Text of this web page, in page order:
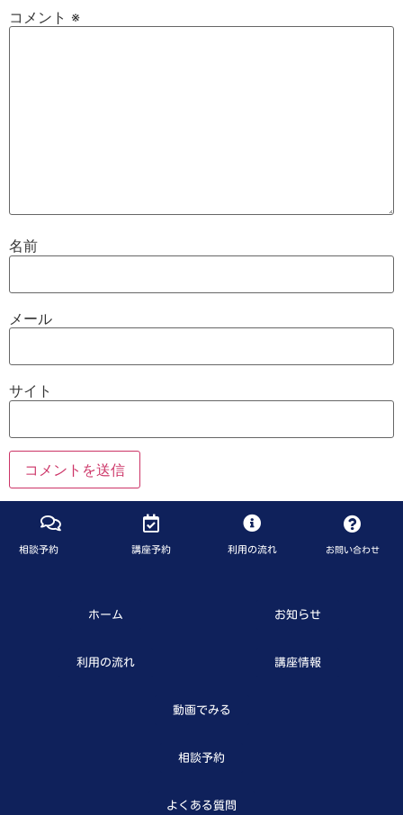
コメント ※
名前
メール
サイト
相談予約 講座予約 利用の流れ お問い合わせ
ホーム お知らせ
利用の流れ 講座情報
動画でみる
相談予約
よくある質問